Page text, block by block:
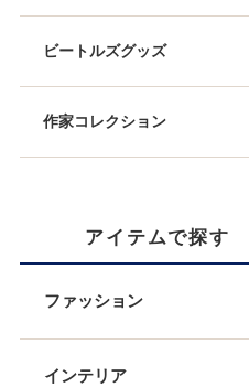
ビートルズグッズ
作家コレクション
アイテムで探す
ファッション
インテリア